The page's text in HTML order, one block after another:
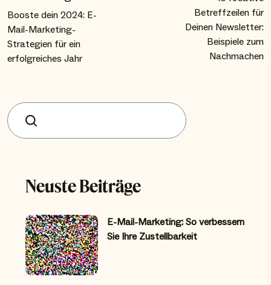
Booste dein 2024: E-
Mail-Marketing-
Strategien für ein
erfolgreiches Jahr
Betreffzeilen für
Deinen Newsletter:
Beispiele zum
Nachmachen
Suchen
Neuste Beiträge
E-Mail-Marketing: So verbessern
Sie Ihre Zustellbarkeit